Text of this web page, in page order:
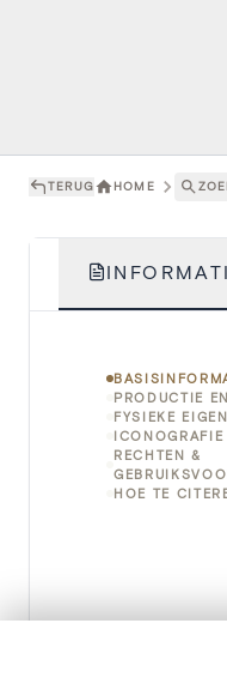
TERUG HOME
PRODUCTIE
FYSIEKE
ICONOGRAFIE
RECHTEN &
HOE TE